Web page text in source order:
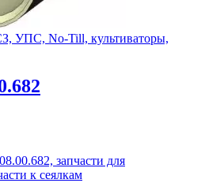
УПС, No-Till, культиваторы,
запчасти для
к сеялкам